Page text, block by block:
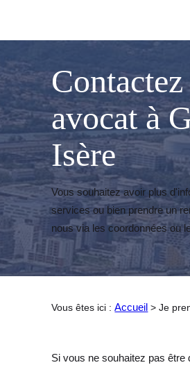
avocat à
Isère
Vous souhaitez avoir plus
services ou bien prendre un
nous via les coordonnées ou
Vous êtes ici :Accueil > Je
Si vous ne souhaitez pas